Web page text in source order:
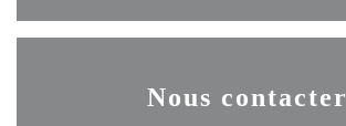
Nous contacter